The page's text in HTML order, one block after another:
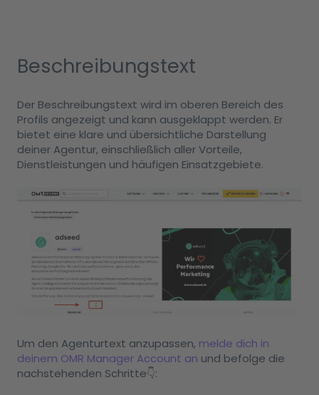
Beschreibungstext
Der Beschreibungstext wird im oberen Bereich des
Profils angezeigt und kann ausgeklappt werden. Er
bietet eine klare und übersichtliche Darstellung
deiner Agentur, einschließlich aller Vorteile,
Dienstleistungen und häufigen Einsatzgebiete.
Um den Agenturtext anzupassen, melde dich in
deinem OMR Manager Account an und befolge die
nachstehenden Schritte👇: